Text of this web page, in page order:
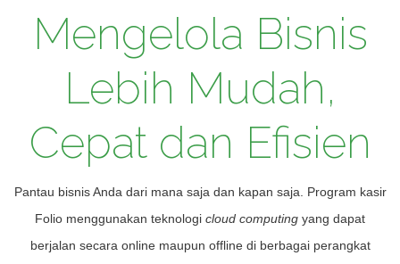
Mengelola Bisnis
Lebih Mudah,
Cepat dan Efisien
Pantau bisnis Anda dari mana saja dan kapan saja. Program kasir
Folio menggunakan teknologi cloud computing yang dapat
berjalan secara online maupun offline di berbagai perangkat